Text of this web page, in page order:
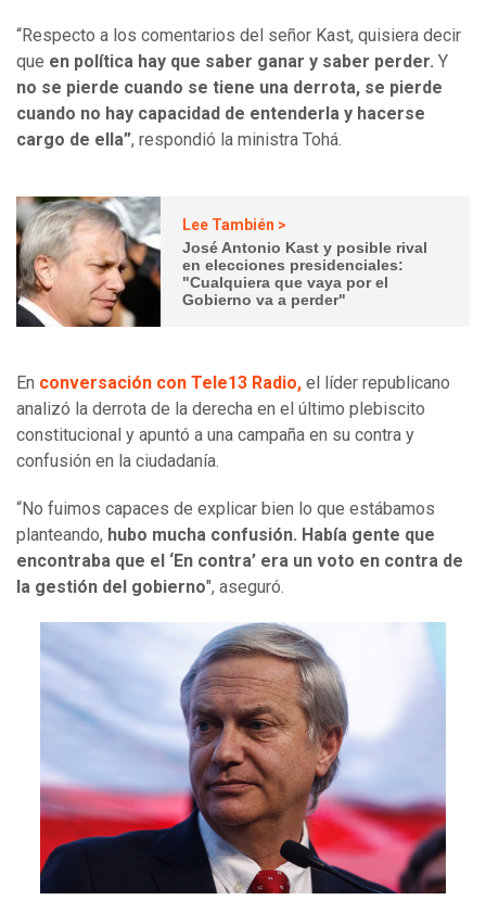
“Respecto a los comentarios del señor Kast, quisiera decir
que en política hay que saber ganar y saber perder. Y
no se pierde cuando se tiene una derrota, se pierde
cuando no hay capacidad de entenderla y hacerse
cargo de ella”, respondió la ministra Tohá.
Lee También >
José Antonio Kast y posible rival
en elecciones presidenciales:
"Cualquiera que vaya por el
Gobierno va a perder"
En conversación con Tele13 Radio, el líder republicano
analizó la derrota de la derecha en el último plebiscito
constitucional y apuntó a una campaña en su contra y
confusión en la ciudadanía.
“No fuimos capaces de explicar bien lo que estábamos
planteando, hubo mucha confusión. Había gente que
encontraba que el ‘En contra’ era un voto en contra de
la gestión del gobierno", aseguró.